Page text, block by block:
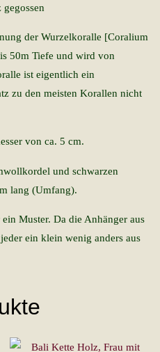
der Wurzelkoralle [Coralium
50m Tiefe und wird von
ist eigentlich ein
zu den meisten Korallen nicht
von ca. 5 cm.
und schwarzen
lang (Umfang).
Muster. Da die Anhänger aus
ein klein wenig anders aus